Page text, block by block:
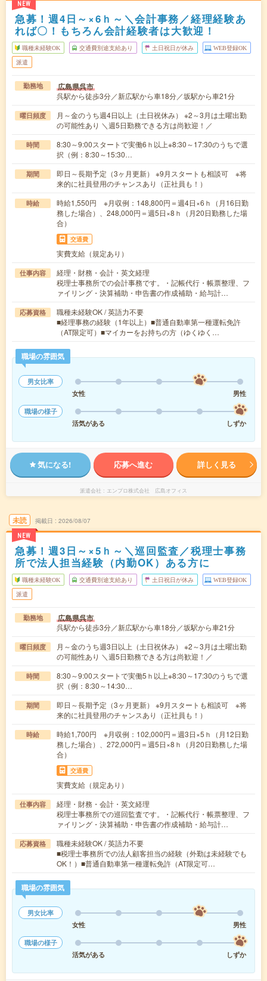
NEW
急募！週4日～×6ｈ～＼会計事務／経理経験あ
れば〇！もちろん会計経験者は大歓迎！
職種未経験OK 交通費別途支給あり 土日祝日が休み WEB登録OK
派遣
勤務地 広島県呉市
呉駅から徒歩3分／新広駅から車18分／坂駅から車21分
曜日頻度
月～金のうち週4日以上（土日祝休み） ※2～3月は土曜出勤
の可能性あり ＼週5日勤務できる方は尚歓迎！／
時間
8:30～9:00スタートで実働6ｈ以上※8:30～17:30のうちで選
択（例：8:30～15:30…
期間
即日～長期予定（3ヶ月更新） ※9月スタートも相談可 ※将
来的に社員登用のチャンスあり（正社員も！）
時給
時給1,550円 ※月収例：148,800円＝週4日×6ｈ（月16日勤
務した場合）、248,000円＝週5日×8ｈ（月20日勤務した場
合）
交通費
実費支給（規定あり）
仕事内容
経理・財務・会計・英文経理
税理士事務所での会計事務です。・記帳代行・帳票整理、フ
ァイリング・決算補助・申告書の作成補助・給与計…
応募資格
職種未経験OK / 英語力不要
■経理事務の経験（1年以上）■普通自動車第一種運転免許
（AT限定可）■マイカーをお持ちの方（ゆくゆく…
職場の雰囲気
男女比率
女性
男性
職場の様子
活気がある
しずか
気になる! 応募へ進む 詳しく見る
派遣会社 エンプロ株式会社 広島オフィス
未読
NEW
掲載日 2026/08/07
急募！週3日～×5ｈ～＼巡回監査／税理士事務
所で法人担当経験（内勤OK）ある方に
職種未経験OK 交通費別途支給あり 土日祝日が休み WEB登録OK
派遣
勤務地 広島県呉市
呉駅から徒歩3分／新広駅から車18分／坂駅から車21分
曜日頻度
月～金のうち週3日以上（土日祝休み） ※2～3月は土曜出勤
の可能性あり ＼週5日勤務できる方は尚歓迎！／
時間
8:30～9:00スタートで実働5ｈ以上※8:30～17:30のうちで選
択（例：8:30～14:30…
期間
即日～長期予定（3ヶ月更新） ※9月スタートも相談可 ※将
来的に社員登用のチャンスあり（正社員も！）
時給
時給1,700円 ※月収例：102,000円＝週3日×5ｈ（月12日勤
務した場合）、272,000円＝週5日×8ｈ（月20日勤務した場
合）
交通費
実費支給（規定あり）
仕事内容
経理・財務・会計・英文経理
税理士事務所での巡回監査です。・記帳代行・帳票整理、フ
ァイリング・決算補助・申告書の作成補助・給与計…
応募資格
職種未経験OK / 英語力不要
■税理士事務所での法人顧客担当の経験（外勤は未経験でも
OK！）■普通自動車第一種運転免許（AT限定可…
職場の雰囲気
男女比率
女性
男性
職場の様子
活気がある
しずか